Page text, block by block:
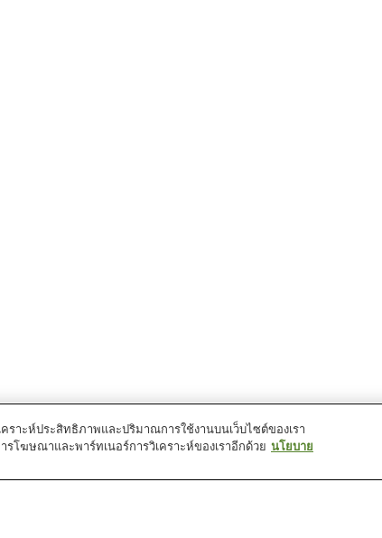
ราะห์ประสิทธิภาพและปริมาณการใช้งานบนเว็บไซต์ของเรา
โฆษณาและพาร์ทเนอร์การวิเคราะห์ของเราอีกด้วย นโยบาย